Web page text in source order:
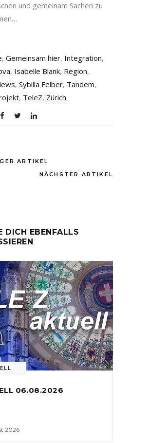
und gemeinam Sachen zu
, Gemeinsam hier, Integration,
, Isabelle Blank, Region,
, Sybilla Felber, Tandem,
, TeleZ, Zürich
ARTIKEL
NÄCHSTER ARTIKEL
DICH EBENFALLS
06.08.2026
2026